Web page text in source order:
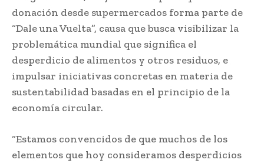
donación desde supermercados forma parte de
“Dale una Vuelta”, causa que busca visibilizar la
problemática mundial que significa el
desperdicio de alimentos y otros residuos, e
impulsar iniciativas concretas en materia de
sustentabilidad basadas en el principio de la
economía circular.
“Estamos convencidos de que muchos de los
elementos que hoy consideramos desperdicios